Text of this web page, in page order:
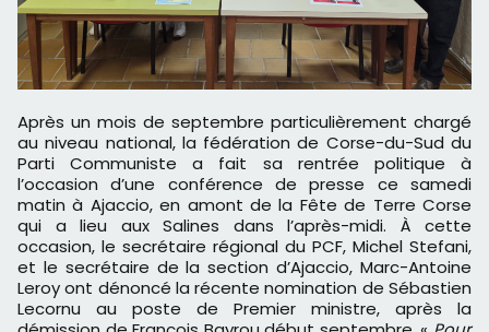
Après un mois de septembre particulièrement chargé
au niveau national, la fédération de Corse-du-Sud du
Parti Communiste a fait sa rentrée politique à
l’occasion d’une conférence de presse ce samedi
matin à Ajaccio, en amont de la Fête de Terre Corse
qui a lieu aux Salines dans l’après-midi. À cette
occasion, le secrétaire régional du PCF, Michel Stefani,
et le secrétaire de la section d’Ajaccio, Marc-Antoine
Leroy ont dénoncé la récente nomination de Sébastien
Lecornu au poste de Premier ministre, après la